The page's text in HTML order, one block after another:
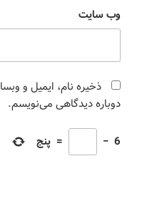
وب‌ سایت
ذخیره نام، ایمیل و
دوباره دیدگاهی می‌نویسم.
6
−
= پنج